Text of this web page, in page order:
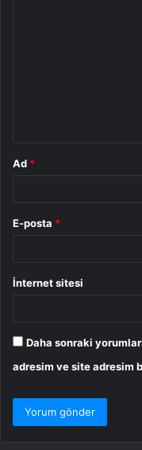
Ad *
E-posta *
İnternet sitesi
Daha sonraki
adresim ve site adresim